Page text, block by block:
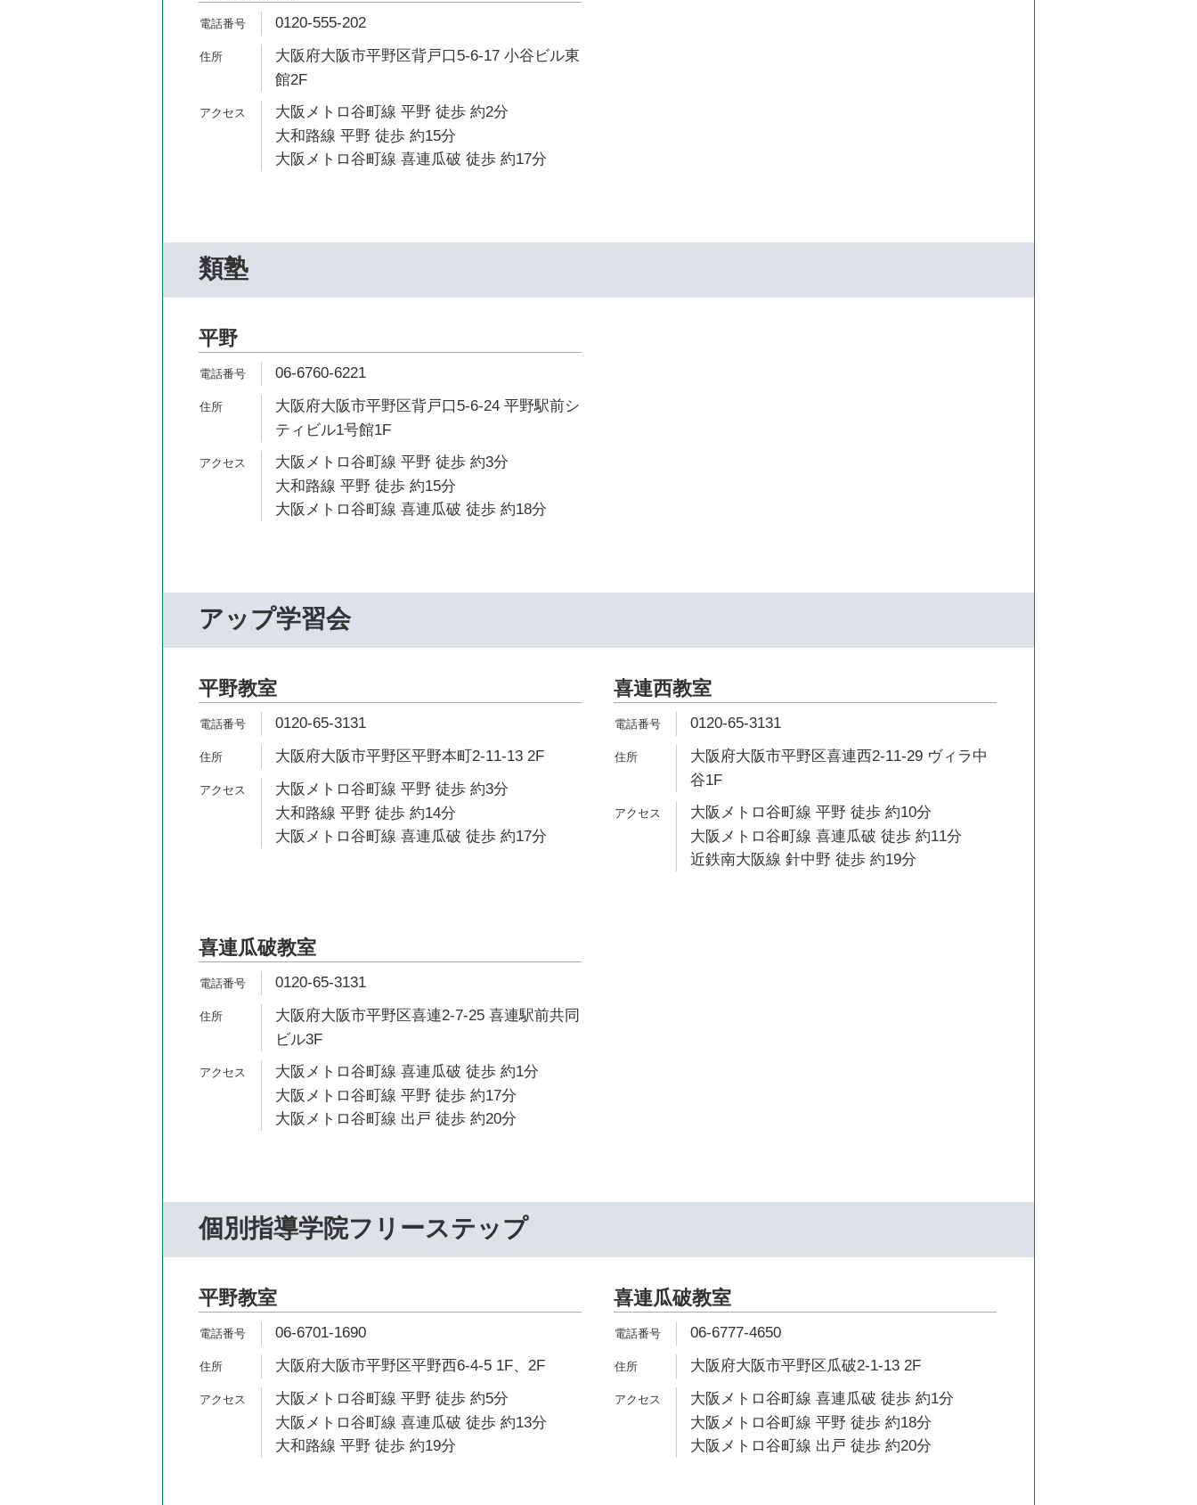
0120-555-202
大阪府大阪市平野区背戸口5-6-17 小谷ビル東
館2F
大阪メトロ谷町線 平野 徒歩 約2分
大和路線 平野 徒歩 約15分
大阪メトロ谷町線 喜連瓜破 徒歩 約17分
類塾
平野
06-6760-6221
大阪府大阪市平野区背戸口5-6-24 平野駅前シ
ティビル1号館1F
大阪メトロ谷町線 平野 徒歩 約3分
大和路線 平野 徒歩 約15分
大阪メトロ谷町線 喜連瓜破 徒歩 約18分
アップ学習会
平野教室
0120-65-3131
大阪府大阪市平野区平野本町2-11-13 2F
大阪メトロ谷町線 平野 徒歩 約3分
大和路線 平野 徒歩 約14分
大阪メトロ谷町線 喜連瓜破 徒歩 約17分
喜連西教室
0120-65-3131
大阪府大阪市平野区喜連西2-11-29 ヴィラ中
谷1F
大阪メトロ谷町線 平野 徒歩 約10分
大阪メトロ谷町線 喜連瓜破 徒歩 約11分
近鉄南大阪線 針中野 徒歩 約19分
喜連瓜破教室
0120-65-3131
大阪府大阪市平野区喜連2-7-25 喜連駅前共同
ビル3F
大阪メトロ谷町線 喜連瓜破 徒歩 約1分
大阪メトロ谷町線 平野 徒歩 約17分
大阪メトロ谷町線 出戸 徒歩 約20分
個別指導学院フリーステップ
平野教室
06-6701-1690
大阪府大阪市平野区平野西6-4-5 1F、2F
大阪メトロ谷町線 平野 徒歩 約5分
大阪メトロ谷町線 喜連瓜破 徒歩 約13分
大和路線 平野 徒歩 約19分
喜連瓜破教室
06-6777-4650
大阪府大阪市平野区瓜破2-1-13 2F
大阪メトロ谷町線 喜連瓜破 徒歩 約1分
大阪メトロ谷町線 平野 徒歩 約18分
大阪メトロ谷町線 出戸 徒歩 約20分